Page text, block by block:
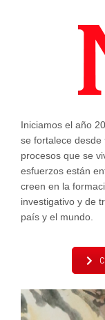
Iniciamos el año
se fortalece desde
procesos que se
esfuerzos están
creen en la
investigativo y de
país y el mundo.